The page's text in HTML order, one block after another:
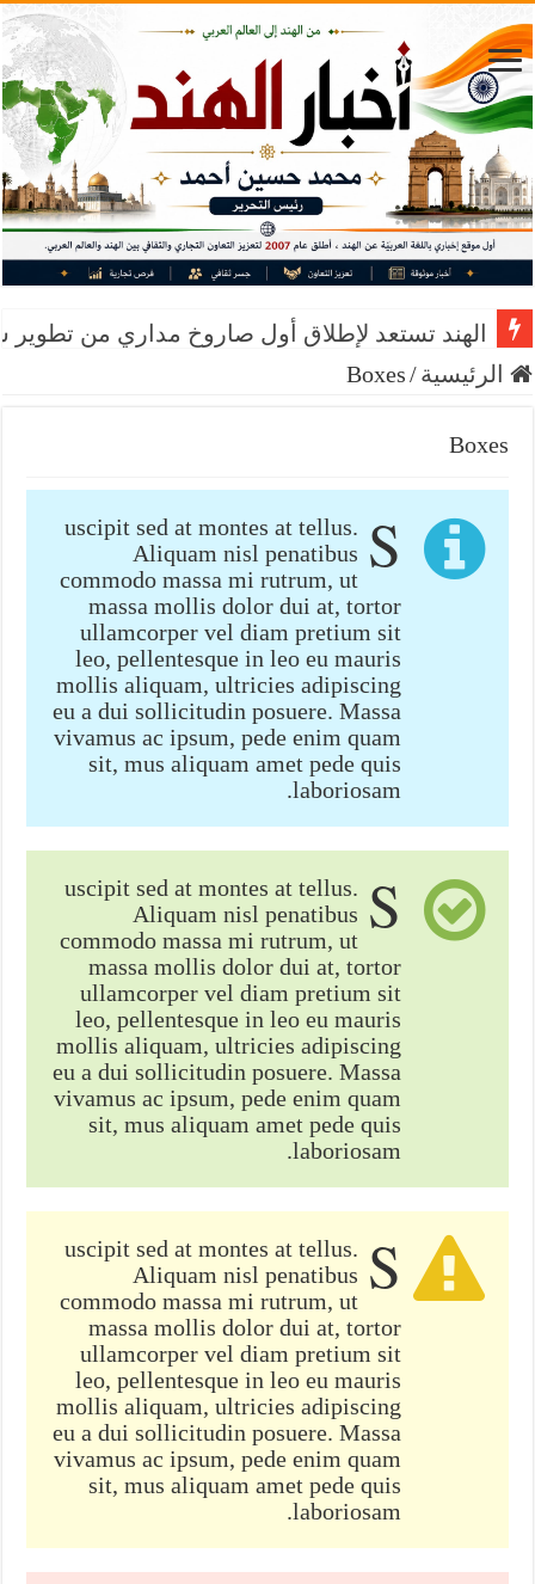
الهند تستعد لإطلاق أول صاروخ مداري من
الرئيسية/
Boxes
Boxes
S
uscipit sed at montes at tellus.
Aliquam nisl penatibus
commodo massa mi rutrum, ut
massa mollis dolor dui at, tortor
ullamcorper vel diam pretium sit
leo, pellentesque in leo eu mauris
mollis aliquam, ultricies adipiscing
eu a dui sollicitudin posuere. Massa
vivamus ac ipsum, pede enim quam
sit, mus aliquam amet pede quis
laboriosam.
S
uscipit sed at montes at tellus.
Aliquam nisl penatibus
commodo massa mi rutrum, ut
massa mollis dolor dui at, tortor
ullamcorper vel diam pretium sit
leo, pellentesque in leo eu mauris
mollis aliquam, ultricies adipiscing
eu a dui sollicitudin posuere. Massa
vivamus ac ipsum, pede enim quam
sit, mus aliquam amet pede quis
laboriosam.
S
uscipit sed at montes at tellus.
Aliquam nisl penatibus
commodo massa mi rutrum, ut
massa mollis dolor dui at, tortor
ullamcorper vel diam pretium sit
leo, pellentesque in leo eu mauris
mollis aliquam, ultricies adipiscing
eu a dui sollicitudin posuere. Massa
vivamus ac ipsum, pede enim quam
sit, mus aliquam amet pede quis
laboriosam.